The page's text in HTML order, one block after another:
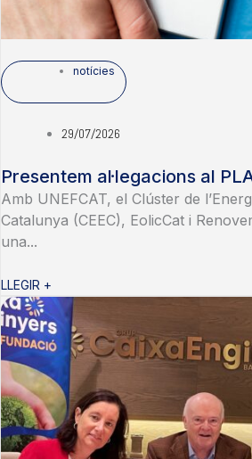
notícies
29/07/2026
Presentem al·legacions al
Amb UNEFCAT, el Clúster de
Catalunya (CEEC), EolicCat i
una...
LLEGIR +